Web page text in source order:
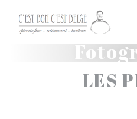
Personalización de sus opciones
LES